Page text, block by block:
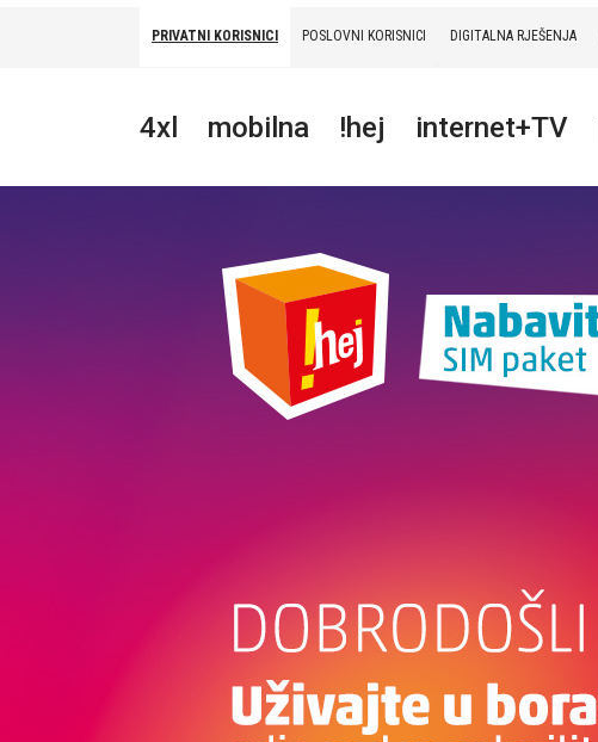
PRIVATNI KORISNICI POSLOVNI KORISNICI DIGITALNA RJEŠENJA
4xl mobilna !hej internet+TV